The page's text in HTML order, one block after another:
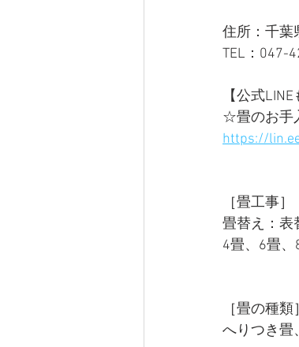
住所：千葉
TEL：047-
【公式
☆畳のお手
https://
［畳工事］
畳替え：表
4畳、6畳、
［畳の種類
へりつき畳